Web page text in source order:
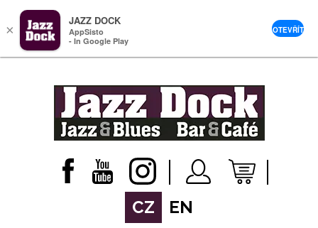
CZ EN
×
JAZZ DOCK
AppSisto
- In Google Play
OTEVŘÍT